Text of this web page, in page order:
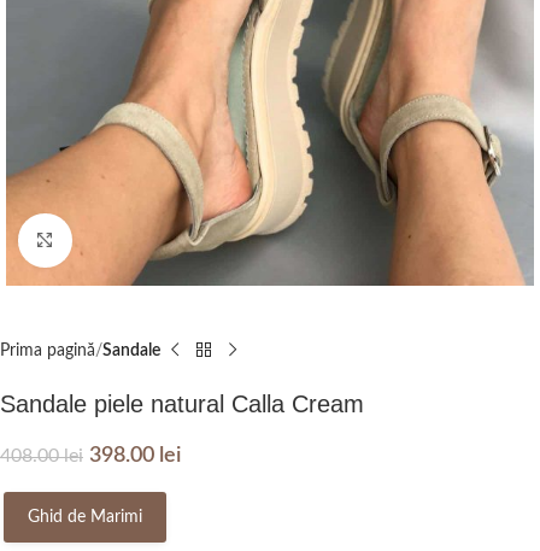
Click to enlarge
Prima pagină Sandale
Sandale piele natural Calla Cream
408.00lei 398.00 lei
Ghid de Marimi